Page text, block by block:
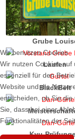
Grube
Laufen
BlackBelt
Kyu-
Wir benutzen Cookies
Wir nutzen Cookies auf
essenziell für den
Website und die
entscheiden, ob Sie
Sie, dass bei einer
Funktionalitäten der